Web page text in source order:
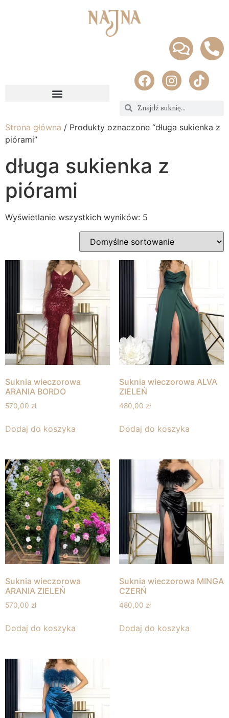
Strona główna / Produkty oznaczone “długa sukienka z
piórami”
długa sukienka z
piórami
Wyświetlanie wszystkich wyników: 5
Suknia wieczorowa
ARANIA BORDO
570,00 zł
Dodaj do koszyka
Suknia wieczorowa ALVA
ZIELEŃ
480,00 zł
Dodaj do koszyka
Suknia wieczorowa
ARANIA ZIELEŃ
570,00 zł
Dodaj do koszyka
Suknia wieczorowa MINGA
CZERŃ
480,00 zł
Dodaj do koszyka